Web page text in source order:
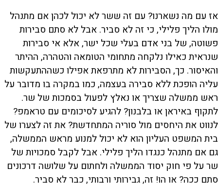
אז עם מה נשארנו? עם זה ששר לא יכול לכהן אם מתנהל
מולו הליך פלילי, כי זה לא סביר. אבל לא סתם סבירות
פשוטה, של בני אדם בעלי שכל ישר, אלא אי סבירות
שנראית כאילו נלקחה מתחומי הטומאה והטהרה, ההיתר
והאיסור. כך, הסבירות לא מתרפאת אפילו כשההתעקשות
עליה הופכת ללא סבירה בעצמה, כמו במקרה בו מדובר על
ראש ממשלה שצריך או נאלץ לפעול בסמכות של שר.
לתקוף באיראן או בלבנון? להגיע לסיכומים עם טראמפ?
לנווט את היחסים מול סוריה המתחדשת? את זה לצערו של
בית המשפט העליון הוא לא יכול למנוע מראש הממשלה,
גם אם מתנהל כנגדו הליך פלילי. אבל לקבל סמכויות של
שר על פי חוק יסוד הממשלה ולחתום על שלושה דרכונים
סתם ככה? או הו! זה, גבירותי ורבותי, כבר לא סביר.